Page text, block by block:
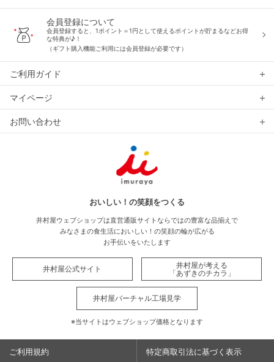
会員登録について
会員登録すると、1ポイント＝1円として使えるポイントが貯まるなどお得
な特典が♪！
（ギフト購入機能ご利用には会員登録が必要です）
ご利用ガイド
マイページ
お問い合わせ
おいしい！の笑顔をつくる
井村屋ウェブショップは直営通販サイトならではの豊富な品揃えで
みなさまの食生活においしい！の笑顔の輪が広がる
お手伝いをいたします
井村屋公式サイト
井村屋が考える
「あずきのチカラ」
井村屋バーチャル工場見学
※当サイトはウェブショップ価格となります
ご利用規約 特定商取引法に基づく表示